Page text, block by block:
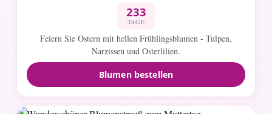
233
TAGE
Feiern Sie Ostern mit hellen Frühlingsblumen - Tulpen,
Narzissen und Osterlilien.
Blumen bestellen